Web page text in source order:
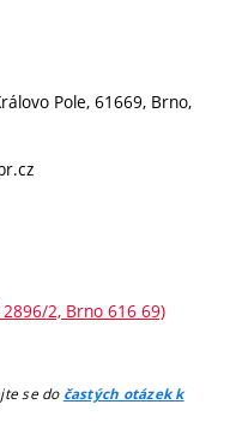
Pole, 61669, Brno,
2, Brno 616 69)
se do častých otázek k